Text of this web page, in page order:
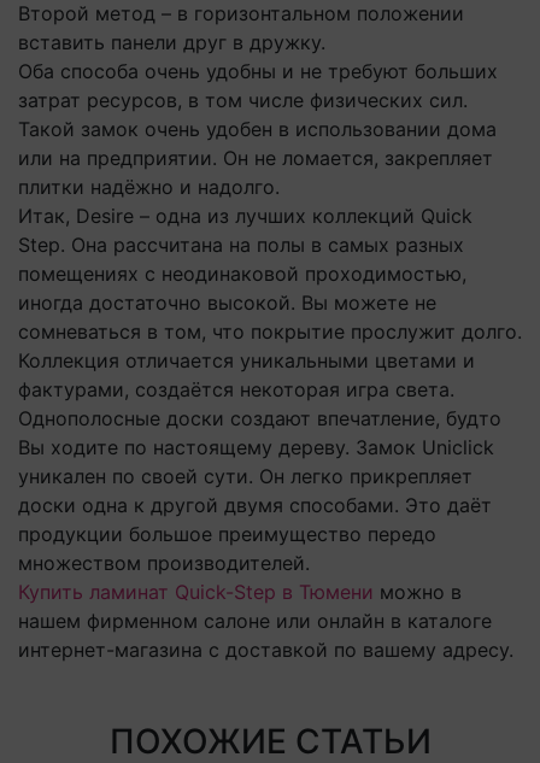
Второй метод – в горизонтальном положении
вставить панели друг в дружку.
Оба способа очень удобны и не требуют больших
затрат ресурсов, в том числе физических сил.
Такой замок очень удобен в использовании дома
или на предприятии. Он не ломается, закрепляет
плитки надёжно и надолго.
Итак, Desire – одна из лучших коллекций Quick
Step. Она рассчитана на полы в самых разных
помещениях с неодинаковой проходимостью,
иногда достаточно высокой. Вы можете не
сомневаться в том, что покрытие прослужит долго.
Коллекция отличается уникальными цветами и
фактурами, создаётся некоторая игра света.
Однополосные доски создают впечатление, будто
Вы ходите по настоящему дереву. Замок Uniclick
уникален по своей сути. Он легко прикрепляет
доски одна к другой двумя способами. Это даёт
продукции большое преимущество передо
множеством производителей.
Купить ламинат Quick-Step в Тюмени можно в
нашем фирменном салоне или онлайн в каталоге
интернет-магазина с доставкой по вашему адресу.
ПОХОЖИЕ СТАТЬИ